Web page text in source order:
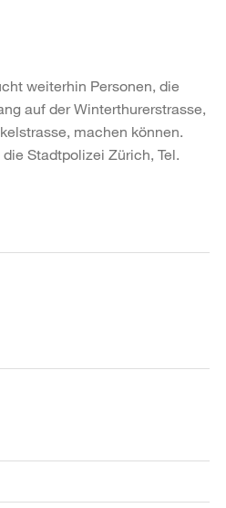
weiterhin Personen, die
auf der Winterthurerstrasse,
machen können.
Stadtpolizei Zürich, Tel.